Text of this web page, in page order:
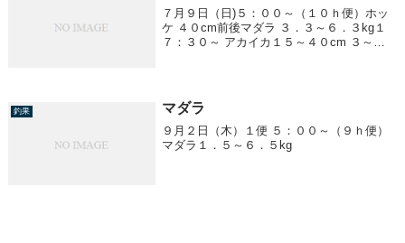
７月９日（日)５：００～（１０ｈ便）ホッ
ケ ４０cm前後マダラ ３．３～６．３kg１
７：３０～ アカイカ１５～４０cm ３～２
釣果 マダラ
９月２日（木）１便 ５：００～（９ｈ便）
マダラ１．５～６．５kg